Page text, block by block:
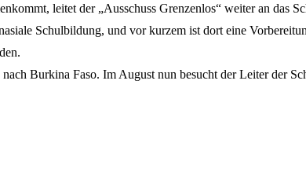
leitet der „Ausschuss Grenzenlos“ weiter an das
Schulbildung, und vor kurzem ist dort eine
Burkina Faso. Im August nun besucht der Leiter der